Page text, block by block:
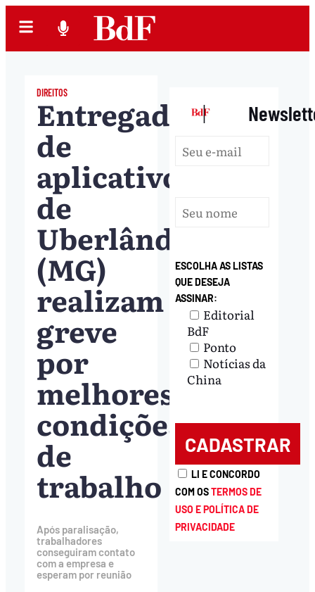
DIREITOS
Entregadores
de
aplicativo
de
Uberlândia
(MG)
realizam
greve
por
melhores
condições
de
trabalho
Após paralisação,
trabalhadores
conseguiram contato
com a empresa e
esperam por reunião
|
ESCOLHA AS LISTAS
QUE DESEJA
ASSINAR:
Editorial
BdF
Ponto
Notícias da
China
LI E CONCORDO
COM OSTERMOS DE
USO E POLÍTICA DE
PRIVACIDADE